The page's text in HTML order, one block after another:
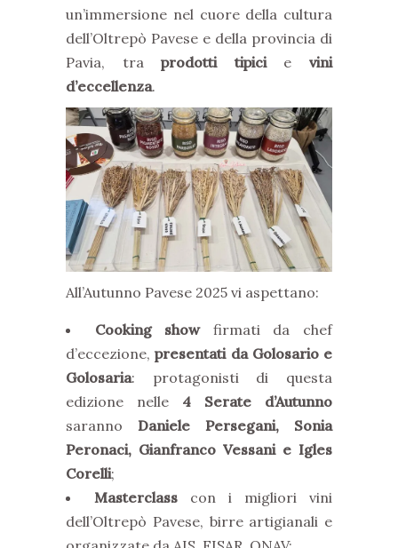
un’immersione nel cuore della cultura
dell’Oltrepò Pavese e della provincia di
Pavia, traprodotti tipicievini
d’eccellenza.
All’Autunno Pavese 2025 vi aspettano:
Cooking show firmati da chef
d’eccezione,presentati da Golosario e
Golosaria: protagonisti di questa
edizione nelle 4 Serate d’Autunno
saranno Daniele Persegani, Sonia
Peronaci, Gianfranco Vessani e Igles
Corelli;
Masterclass con i migliori vini
dell’Oltrepò Pavese, birre artigianali e